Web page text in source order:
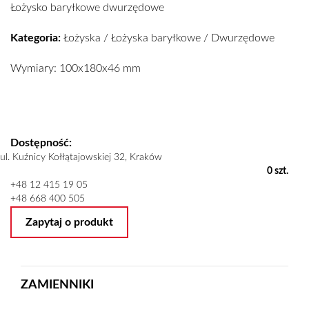
Łożysko baryłkowe dwurzędowe
Kategoria: Łożyska / Łożyska baryłkowe / Dwurzędowe
Wymiary: 100x180x46 mm
Dostępność:
ul. Kuźnicy Kołłątajowskiej 32, Kraków
0 szt.
+48 12 415 19 05
+48 668 400 505
Zapytaj o produkt
ZAMIENNIKI